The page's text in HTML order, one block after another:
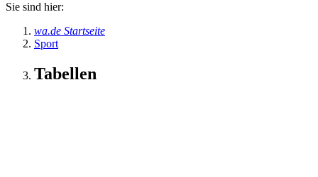
Sie sind hier:
wa.de Startseite
Sport
Tabellen